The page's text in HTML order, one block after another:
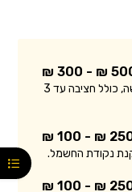
500 ₪ -
המחיר מתייחס להתקנת נקודת תאורה חדשה, כולל חציבה עד 3
250 ₪ -
נקודת החשמל.
250 ₪ -